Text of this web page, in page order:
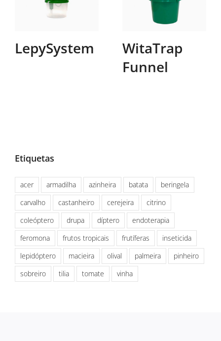
LepySystem
WitaTrap
Funnel
Etiquetas
acer armadilha azinheira batata
beringela
carvalho
castanheiro cerejeira
citrino
coleóptero
drupa díptero
endoterapia
feromona
frutos tropicais frutíferas
inseticida
lepidóptero
macieira olival palmeira
pinheiro
sobreiro
tilia tomate vinha